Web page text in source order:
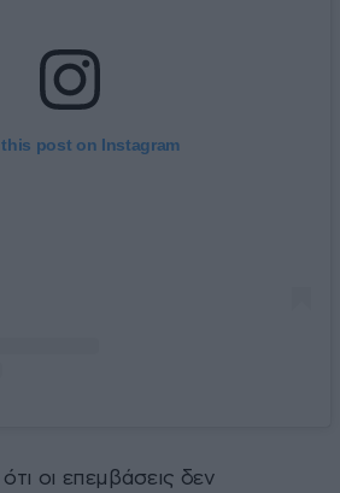
this post on Instagram
οι επεμβάσεις δεν